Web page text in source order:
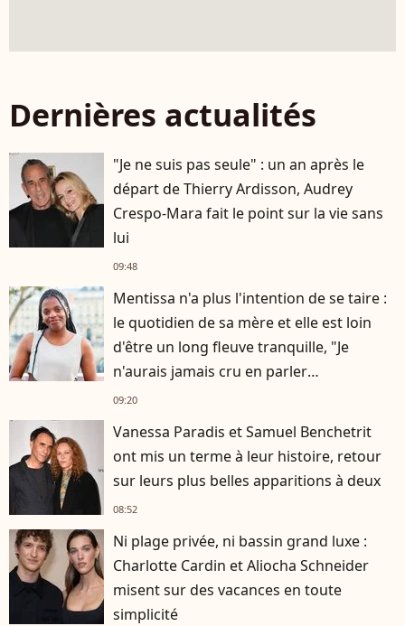
Dernières actualités
"Je ne suis pas seule" : un an après le
départ de Thierry Ardisson, Audrey
Crespo-Mara fait le point sur la vie sans
lui
09:48
Mentissa n'a plus l'intention de se taire :
le quotidien de sa mère et elle est loin
d'être un long fleuve tranquille, "Je
n'aurais jamais cru en parler
publiquement"
09:20
Vanessa Paradis et Samuel Benchetrit
ont mis un terme à leur histoire, retour
sur leurs plus belles apparitions à deux
08:52
Ni plage privée, ni bassin grand luxe :
Charlotte Cardin et Aliocha Schneider
misent sur des vacances en toute
simplicité